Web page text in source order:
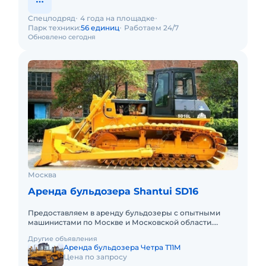
Обновлено сегодня
Спецподряд 4 года на площадке
Парк техники:56 единиц Работаем 24/7
Москва
Аренда бульдозера Shantui SD16
Предоставляем в аренду бульдозеры с опытными
машинистами по Москве и Московской области.
(почасовой, посменный) Пр
Другие объявления
Аренда бульдозера Четра Т11М
Цена по запросу